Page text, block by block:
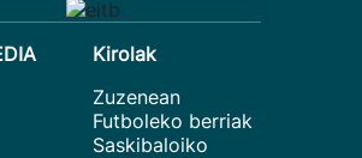
Kirolak
Zuzenean
Futboleko berriak
Saskibaloiko